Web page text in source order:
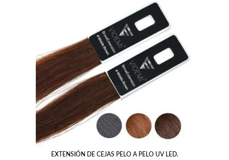
EXTENSIÓN DE CEJAS PELO A PELO UV LED.